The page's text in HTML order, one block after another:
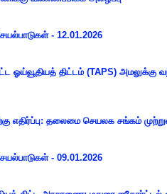
- 12.01.2026
ஓய்வூதியத் திட்டம் (TAPS) அமலுக்கு
எதிர்ப்பு: தலைமை செயலக சங்கம்
- 09.01.2026